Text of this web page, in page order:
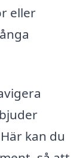
eller
kan du